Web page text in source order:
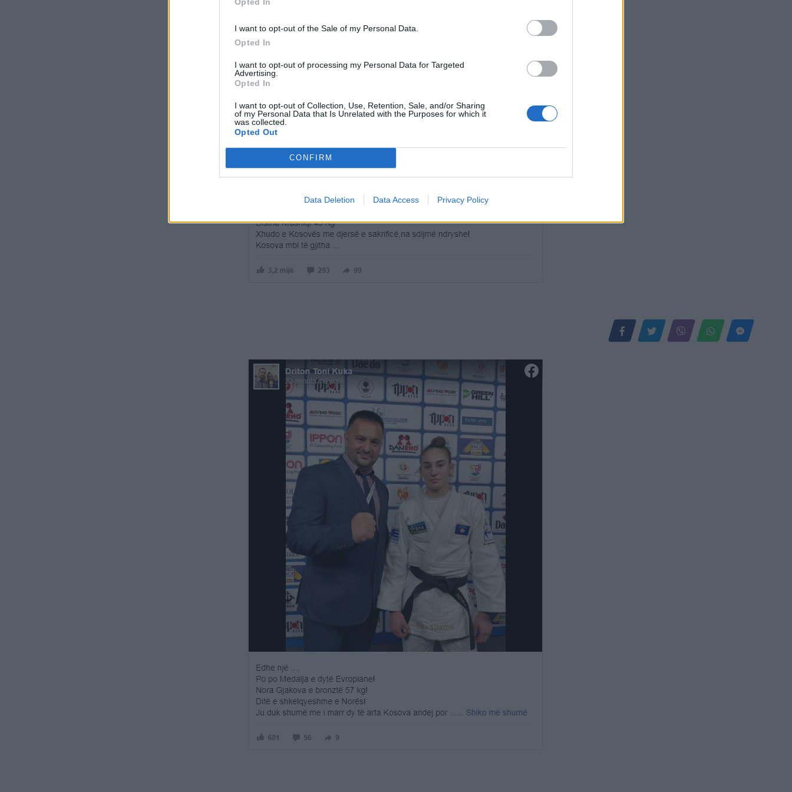
I want to opt-out of the Sale of my Personal Data.
Opted In
I want to opt-out of processing my Personal Data for Targeted
Advertising.
Opted In
I want to opt-out of Collection, Use, Retention, Sale, and/or Sharing
of my Personal Data that Is Unrelated with the Purposes for which it
was collected.
Opted Out
CONFIRM
Data Deletion Data Access Privacy Policy